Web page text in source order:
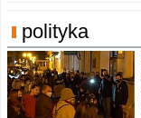
polityka